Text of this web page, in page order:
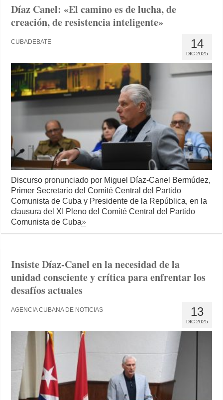
Díaz Canel: «El camino es de lucha, de
creación, de resistencia inteligente»
14
DIC 2025
CUBADEBATE
Discurso pronunciado por Miguel Díaz-Canel Bermúdez,
Primer Secretario del Comité Central del Partido
Comunista de Cuba y Presidente de la República, en la
clausura del XI Pleno del Comité Central del Partido
Comunista de Cuba»
Insiste Díaz-Canel en la necesidad de la
unidad consciente y crítica para enfrentar los
desafíos actuales
13
DIC 2025
AGENCIA CUBANA DE NOTICIAS